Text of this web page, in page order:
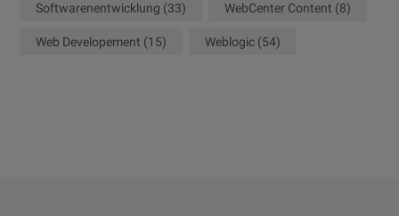
Softwarenentwicklung (33) WebCenter Content (8)
Web Developement (15) Weblogic (54)